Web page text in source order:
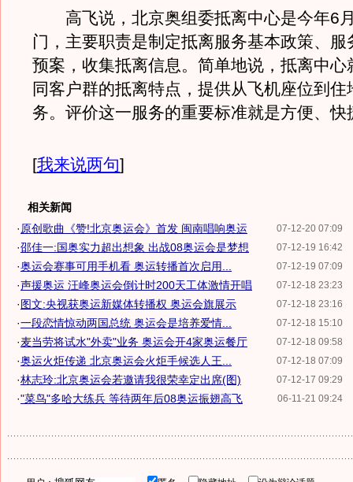
高飞说，北京奥组委抵离中心是今年6
门，主要职责是制定抵离服务基本政策、服
预案，收集抵离信息。简单地说，抵离中心
同客户群的抵离特点，提供从飞机座位到住
务。评价这一服务的重要标准就是方便、快
[我来说两句]
相关新闻
07-12-20 07:09
· 原创歌曲《赞!北京奥运会》首发 闽南唱响奥运
07-12-19 16:42
·邵佳一:国奥实力超出想象 出战08奥运会是梦想
07-12-19 07:09
·奥运会赛事可用手机看 奥运转播首次启用...
07-12-18 23:23
·声援奥运 汪峰奥运会倒计时200天工体激情开唱
07-12-18 23:16
·图文:央视获奥运新媒体转播权 奥运会旗展示
07-12-18 15:10
·一段恋情惊动两国总统 奥运会是培养爱情...
07-12-18 09:58
·麦当劳将试水"外卖"业务 奥运会开4家奥运餐厅
07-12-18 07:09
·奥运火炬传递 北京奥运会火炬手候选人王...
07-12-17 09:29
·林志玲:北京奥运会若邀请我很荣幸定出席(图)
06-11-21 09:24
·"菜鸟"多哈大练兵 等待两年后08奥运振翅高飞